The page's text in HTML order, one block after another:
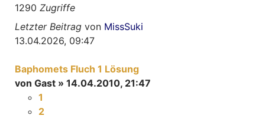
1290 Zugriffe
Letzter Beitrag von MissSuki
13.04.2026, 09:47
Baphomets Fluch 1 Lösung
von Gast » 14.04.2010, 21:47
1
2